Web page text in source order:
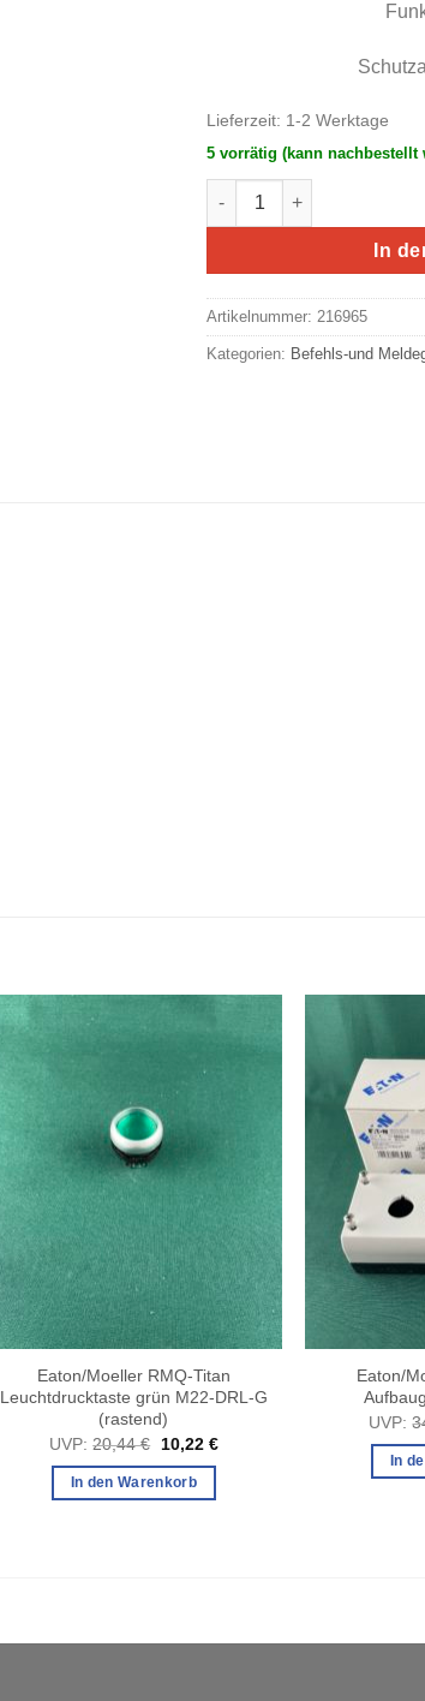
Lieferzeit: 1-2 Werktage
5 vorrätig (kann nachbestellt
Eaton/Moeller RMQ-Titan
In
Artikelnummer: 216965
Kategorien: Befehls-und
Eaton/Moeller RMQ-Titan
Leuchtdrucktaste grün M22-DRL-G
(rastend)
UVP: 20,44€
Ursprünglicher
war:
20,44 €
10,22 €Aktueller
In den Warenkorb
Eaton/
UVP:
In